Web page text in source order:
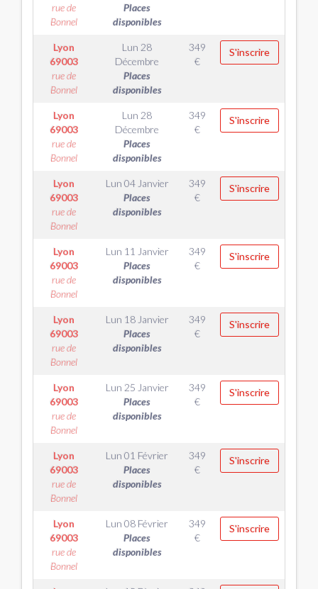
rue de
Bonnel
Places
disponibles
Lyon
69003
rue de
Bonnel
Lun 28
Décembre
Places
disponibles
349
€
S'inscrire
Lyon
69003
rue de
Bonnel
Lun 28
Décembre
Places
disponibles
349
€
S'inscrire
Lyon
69003
rue de
Bonnel
Lun 04 Janvier
Places
disponibles
349
€
S'inscrire
Lyon
69003
rue de
Bonnel
Lun 11 Janvier
Places
disponibles
349
€
S'inscrire
Lyon
69003
rue de
Bonnel
Lun 18 Janvier
Places
disponibles
349
€
S'inscrire
Lyon
69003
rue de
Bonnel
Lun 25 Janvier
Places
disponibles
349
€
S'inscrire
Lyon
69003
rue de
Bonnel
Lun 01 Février
Places
disponibles
349
€
S'inscrire
Lyon
69003
rue de
Bonnel
Lun 08 Février
Places
disponibles
349
€
S'inscrire